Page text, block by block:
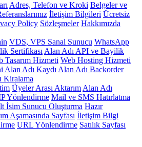
Adres, Telefon ve Kroki Belgeler ve
İletişim Bilgileri Ücretsiz
Policy Sözleşmeler Hakkımızda
VDS, VPS Sanal Sunucu WhatsApp
Sertifikası Alan Adı API ve Bayilik
Tasarım Hizmeti Web Hosting Hizmeti
Alan Adı Kaydı Alan Adı Backorder
Kiralama
Üyeler Arası Aktarım Alan Adı
Yönlendirme Mail ve SMS Hatırlatma
İsim Sunucu Oluşturma Hazır
Aşamasında Sayfası İletişim Bilgi
URL Yönlendirme Satılık Sayfası